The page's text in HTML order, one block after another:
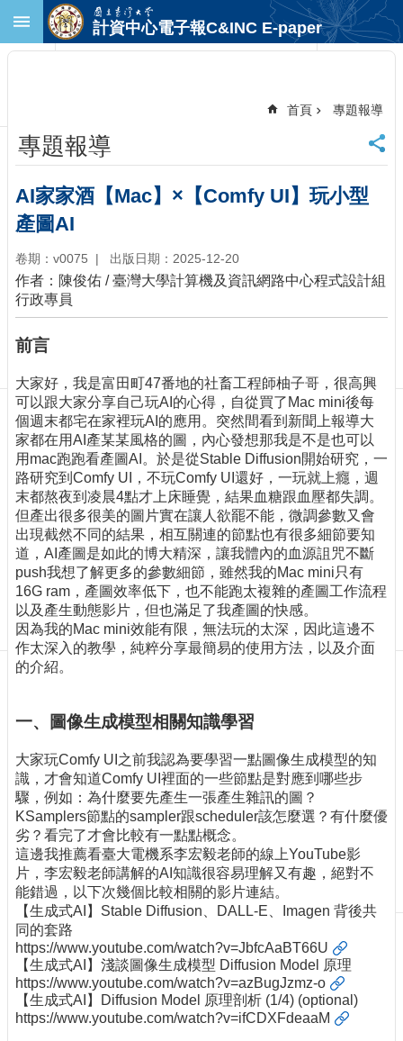
跳到主要內容區塊
首
頁
臺
大
首
計
中
首
聯
資
訊
訂
閱/
取
消
網
站
覽
最
新
消
息
們
出
版
刊
物
校
務
服
務
專
題
報
導
計資中心電子報C&INC E-paper
首頁 專題報導
專題報導
AI家家酒【Mac】×【Comfy UI】玩小型
產圖AI
卷期：v0075 出版日期：2025-12-20
作者：陳俊佑 / 臺灣大學計算機及資訊網路中心程式設計組
行政專員
前言
大家好，我是富田町47番地的社畜工程師柚子哥，很高興
可以跟大家分享自己玩AI的心得，自從買了Mac mini後每
個週末都宅在家裡玩AI的應用。突然間看到新聞上報導大
家都在用AI產某某風格的圖，內心發想那我是不是也可以
用mac跑跑看產圖AI。於是從Stable Diffusion開始研究，一
路研究到Comfy UI，不玩Comfy UI還好，一玩就上癮，週
末都熬夜到凌晨4點才上床睡覺，結果血糖跟血壓都失調。
但產出很多很美的圖片實在讓人欲罷不能，微調參數又會
出現截然不同的結果，相互關連的節點也有很多細節要知
道，AI產圖是如此的博大精深，讓我體內的血源詛咒不斷
push我想了解更多的參數細節，雖然我的Mac mini只有
16G ram，產圖效率低下，也不能跑太複雜的產圖工作流程
以及產生動態影片，但也滿足了我產圖的快感。
因為我的Mac mini效能有限，無法玩的太深，因此這邊不
作太深入的教學，純粹分享最簡易的使用方法，以及介面
的介紹。
一、圖像生成模型相關知識學習
大家玩Comfy UI之前我認為要學習一點圖像生成模型的知
識，才會知道Comfy UI裡面的一些節點是對應到哪些步
驟，例如：為什麼要先產生一張產生雜訊的圖？
KSamplers節點的sampler跟scheduler該怎麼選？有什麼優
劣？看完了才會比較有一點點概念。
這邊我推薦看臺大電機系李宏毅老師的線上YouTube影
片，李宏毅老師講解的AI知識很容易理解又有趣，絕對不
能錯過，以下次幾個比較相關的影片連結。
【生成式AI】Stable Diffusion、DALL-E、Imagen 背後共
同的套路
https://www.youtube.com/watch?v=JbfcAaBT66U
【生成式AI】淺談圖像生成模型 Diffusion Model 原理
https://www.youtube.com/watch?v=azBugJzmz-o
【生成式AI】Diffusion Model 原理剖析 (1/4) (optional)
https://www.youtube.com/watch?v=ifCDXFdeaaM